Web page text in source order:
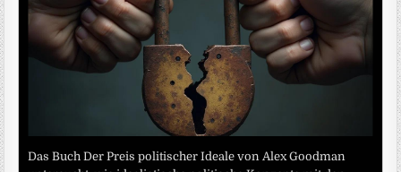
Das Buch Der Preis politischer Ideale von Alex Goodman